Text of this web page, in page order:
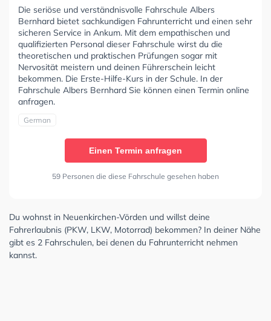
Die seriöse und verständnisvolle Fahrschule Albers
Bernhard bietet sachkundigen Fahrunterricht und einen sehr
sicheren Service in Ankum. Mit dem empathischen und
qualifizierten Personal dieser Fahrschule wirst du die
theoretischen und praktischen Prüfungen sogar mit
Nervosität meistern und deinen Führerschein leicht
bekommen. Die Erste-Hilfe-Kurs in der Schule. In der
Fahrschule Albers Bernhard Sie können einen Termin online
anfragen.
German
Einen Termin anfragen
59 Personen die diese Fahrschule gesehen haben
Du wohnst in Neuenkirchen-Vörden und willst deine
Fahrerlaubnis (PKW, LKW, Motorrad) bekommen? In deiner Nähe
gibt es 2 Fahrschulen, bei denen du Fahrunterricht nehmen
kannst.